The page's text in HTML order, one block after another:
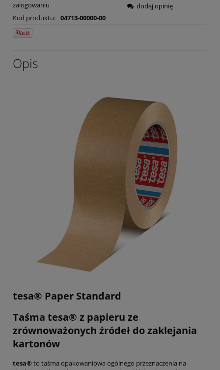
zalogowaniu
Kod produktu: 04713-00000-00
dodaj opinię
Opis
tesa® Paper Standard
Taśma tesa® z papieru ze
zrównoważonych źródeł do zaklejania
kartonów
tesa® to taśma opakowaniowa ogólnego przeznaczenia na